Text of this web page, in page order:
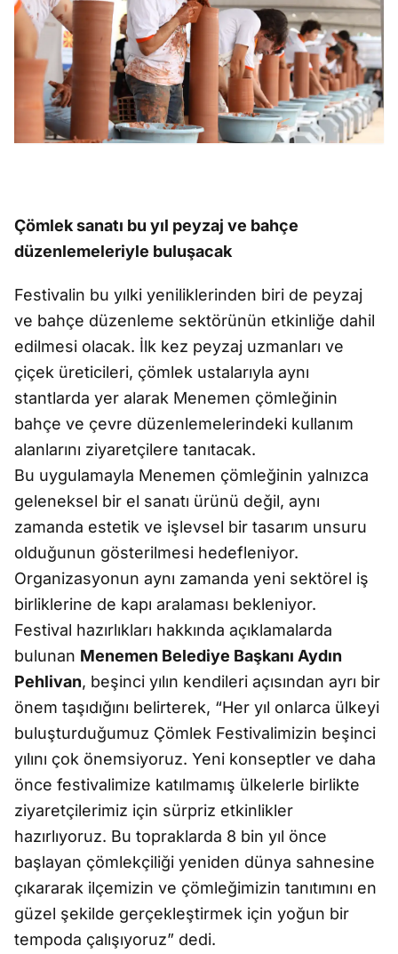
Çömlek sanatı bu yıl peyzaj ve bahçe
düzenlemeleriyle buluşacak
Festivalin bu yılki yeniliklerinden biri de peyzaj
ve bahçe düzenleme sektörünün etkinliğe dahil
edilmesi olacak. İlk kez peyzaj uzmanları ve
çiçek üreticileri, çömlek ustalarıyla aynı
stantlarda yer alarak Menemen çömleğinin
bahçe ve çevre düzenlemelerindeki kullanım
alanlarını ziyaretçilere tanıtacak.
Bu uygulamayla Menemen çömleğinin yalnızca
geleneksel bir el sanatı ürünü değil, aynı
zamanda estetik ve işlevsel bir tasarım unsuru
olduğunun gösterilmesi hedefleniyor.
Organizasyonun aynı zamanda yeni sektörel iş
birliklerine de kapı aralaması bekleniyor.
Festival hazırlıkları hakkında açıklamalarda
bulunan Menemen Belediye Başkanı Aydın
Pehlivan, beşinci yılın kendileri açısından ayrı bir
önem taşıdığını belirterek, “Her yıl onlarca ülkeyi
buluşturduğumuz Çömlek Festivalimizin beşinci
yılını çok önemsiyoruz. Yeni konseptler ve daha
önce festivalimize katılmamış ülkelerle birlikte
ziyaretçilerimiz için sürpriz etkinlikler
hazırlıyoruz. Bu topraklarda 8 bin yıl önce
başlayan çömlekçiliği yeniden dünya sahnesine
çıkararak ilçemizin ve çömleğimizin tanıtımını en
güzel şekilde gerçekleştirmek için yoğun bir
tempoda çalışıyoruz” dedi.